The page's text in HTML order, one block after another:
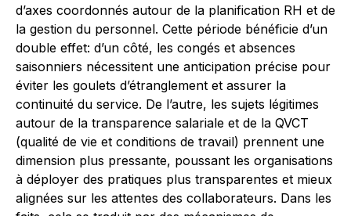
d’axes coordonnés autour de la planification RH et de
la gestion du personnel. Cette période bénéficie d’un
double effet: d’un côté, les congés et absences
saisonniers nécessitent une anticipation précise pour
éviter les goulets d’étranglement et assurer la
continuité du service. De l’autre, les sujets légitimes
autour de la transparence salariale et de la QVCT
(qualité de vie et conditions de travail) prennent une
dimension plus pressante, poussant les organisations
à déployer des pratiques plus transparentes et mieux
alignées sur les attentes des collaborateurs. Dans les